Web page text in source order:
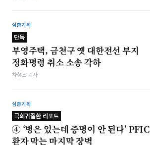
심층기획
단독
부영주택, 금천구 옛 대한전선 부지
정화명령 취소 소송 각하
차형조 기자
심층기획
극희귀질환 리포트
④ ‘병은 있는데 증명이 안 된다’ PFIC
환자 막는 마지막 장벽